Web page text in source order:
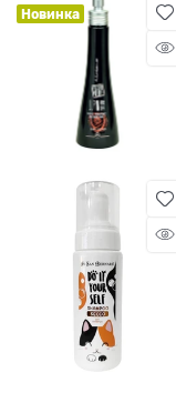
Новинка